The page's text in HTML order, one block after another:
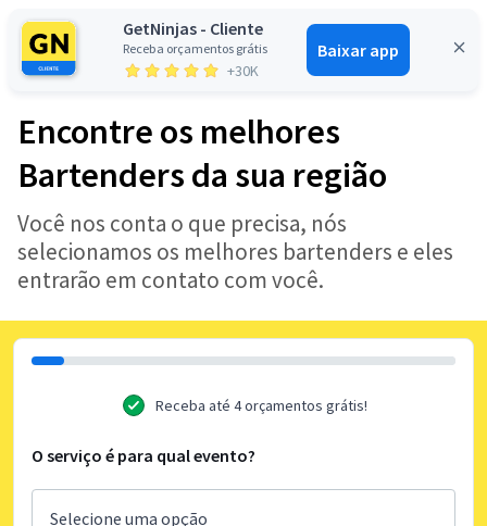
GetNinjas - Cliente
Receba orçamentos grátis
+30K
Baixar app
Entrar
Encontre os melhores
Bartenders da sua região
Você nos conta o que precisa, nós
selecionamos os melhores bartenders e eles
entrarão em contato com você.
Receba até 4 orçamentos grátis!
O serviço é para qual evento?